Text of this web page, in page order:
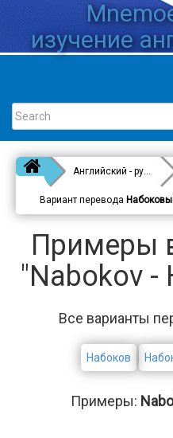
изучение
Английский - русский
Вариант перевода
Примеры
"Nabokov
Все варианты
Набоков
Примеры: